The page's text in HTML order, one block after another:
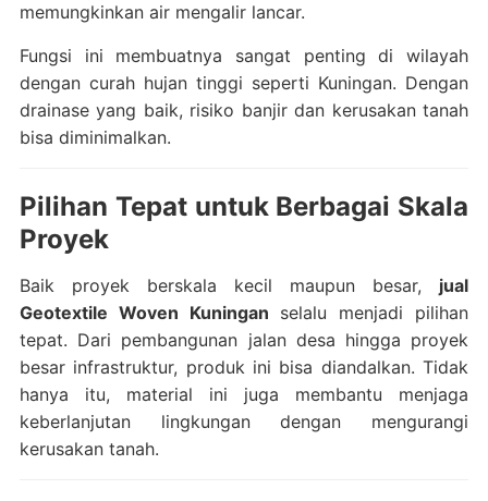
memungkinkan air mengalir lancar.
Fungsi ini membuatnya sangat penting di wilayah
dengan curah hujan tinggi seperti Kuningan. Dengan
drainase yang baik, risiko banjir dan kerusakan tanah
bisa diminimalkan.
Pilihan Tepat untuk Berbagai Skala
Proyek
Baik proyek berskala kecil maupun besar, jual
Geotextile Woven Kuningan selalu menjadi pilihan
tepat. Dari pembangunan jalan desa hingga proyek
besar infrastruktur, produk ini bisa diandalkan. Tidak
hanya itu, material ini juga membantu menjaga
keberlanjutan lingkungan dengan mengurangi
kerusakan tanah.